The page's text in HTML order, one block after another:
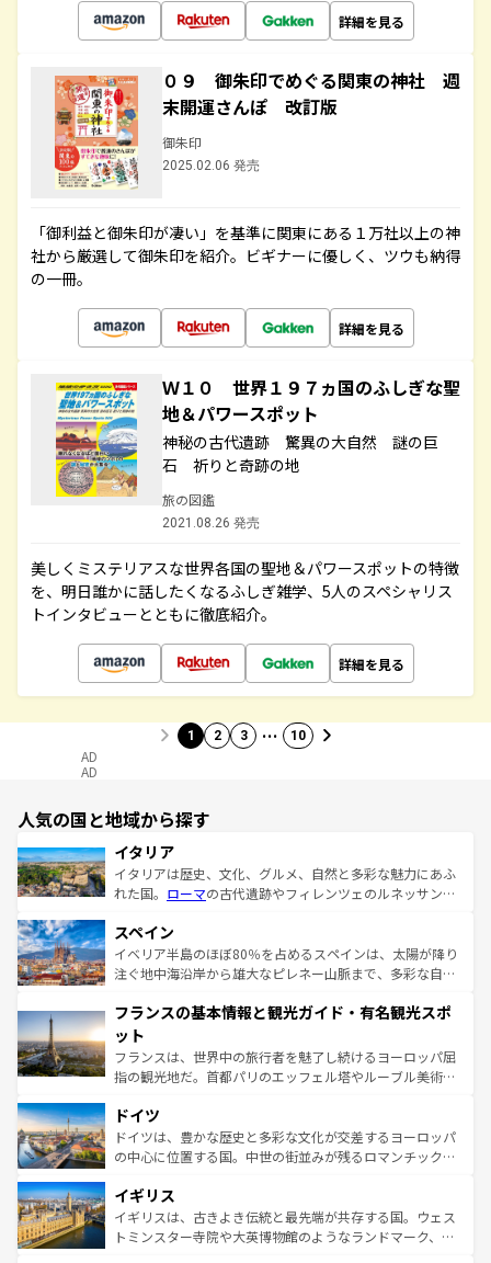
詳細を見る
０９ 御朱印でめぐる関東の神社 週
末開運さんぽ 改訂版
御朱印
2025.02.06 発売
「御利益と御朱印が凄い」を基準に関東にある１万社以上の神
社から厳選して御朱印を紹介。ビギナーに優しく、ツウも納得
の一冊。
詳細を見る
Ｗ１０ 世界１９７ヵ国のふしぎな聖
地＆パワースポット
神秘の古代遺跡 驚異の大自然 謎の巨
石 祈りと奇跡の地
旅の図鑑
2021.08.26 発売
美しくミステリアスな世界各国の聖地＆パワースポットの特徴
を、明日誰かに話したくなるふしぎ雑学、5人のスペシャリス
トインタビューとともに徹底紹介。
詳細を見る
1 2 3 … 10
AD
AD
人気の国と地域から探す
イタリア
イタリアは歴史、文化、グルメ、自然と多彩な魅力にあふ
れた国。 ローマの古代遺跡やフィレンツェのルネッサンス
ろん、トスカーナの美しい田園風景やアマルフィ海岸の絶
景など、自然景観も見逃せない。観光の合間には、本場の
ピザやパスタなど、絶品のイタリア料理を堪能することも
ませてくれるイタリアで、忘れられない旅をしてみよう！
なお、新着のイタリア情報は
しい。
スペイン
イベリア半島のほぼ80％を占めるスペインは、太陽が降り
注ぐ地中海沿岸から雄大なピレネー山脈まで、多彩な自然
文化が根付くこの国では、情熱的なフラメンコ、熱気あふ
れる闘牛、そして美味しいタパスが生活の一部となってい
る。首都マドリードの洗練された雰囲気や、バルセロナの
アートに溢れた街角から、地方では古代ローマ遺跡や中世
せる。地方によって風土や気候が異なるスペインはその個
性で訪れる人を魅了する。 なお、新着のスペイン情報は コ
ンテンツ一覧を参照してほしい。
フランスの基本情報と観光ガイド・有名観光スポ
ット
フランスは、世界中の旅行者を魅了し続けるヨーロッパ屈
指の観光地だ。首都パリのエッフェル塔やルーブル美術館
で、幅広い魅力が詰まっている。華麗な宮殿、歴史的な大
聖堂、美しいビーチ、そして豊かな自然が、訪れる者を心
から魅了する。また、フランスは美食の国としても知ら
いる。シャンパンの発祥地であるランス、プロヴァンスの
香り高いラベンダー畑など、多彩な楽しみ方が可能だ。さ
らに、パリ以外の地域にも魅力が溢れており、どの街角に
ドイツ
ドイツは、豊かな歴史と多彩な文化が交差するヨーロッパ
の中心に位置する国。中世の街並みが残るロマンチック街
顔を持つこの国は、どこを歩いても飽きることがない。ベ
ルリンの文化的活気、バイエルン州のアルプスの絶景、そ
してライン川沿いのワイン畑といった風景は必見。ビール
イギリス
イギリスは、古きよき伝統と最先端が共存する国。ウェス
トミンスター寺院や大英博物館のようなランドマーク、歴